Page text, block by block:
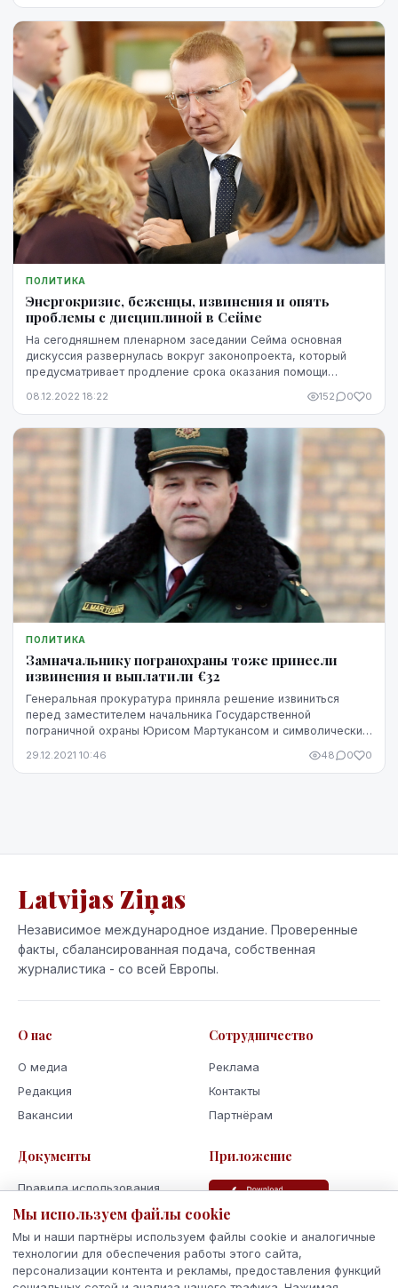
ПОЛИТИКА
Энергокризис, беженцы, извинения и опять
проблемы с дисциплиной в Сейме
На сегодняшнем пленарном заседании Сейма основная
дискуссия развернулась вокруг законопроекта, который
предусматривает продление срока оказания помощи
08.12.2022 18:22 152 0 0
ПОЛИТИКА
Замначальнику погранохраны тоже принесли
извинения и выплатили €32
Генеральная прокуратура приняла решение извиниться
перед заместителем начальника Государственной
пограничной охраны Юрисом Мартукансом и символически
29.12.2021 10:46 48 0 0
Latvijas Ziņas
Независимое международное издание. Проверенные
факты, сбалансированная подача, собственная
журналистика - со всей Европы.
О нас
О медиа
Редакция
Вакансии
Сотрудничество
Реклама
Контакты
Партнёрам
Документы
Правила использования
Политика
Использование cookie
Кодекс поведения и этики
Приложение
Мы используем файлы cookie
Мы и наши партнёры используем файлы cookie и аналогичные
технологии для обеспечения работы этого сайта,
персонализации контента и рекламы, предоставления функций